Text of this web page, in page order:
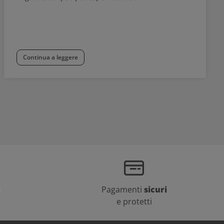
Continua a leggere
Pagamenti sicuri
e protetti